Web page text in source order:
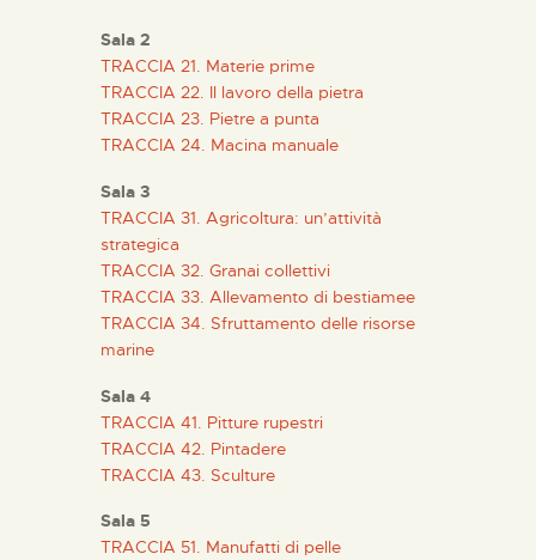
ESPAÑOL
PREPARAR LA VISITA
ACTIVIDADES
█
EL MUSEO
COLECCIONES
Sala 2
TRACCIA 21. Materie prime
TRACCIA 22. Il lavoro della pietra
TRACCIA 23. Pietre a punta
TRACCIA 24. Macina manuale
Sala 3
TRACCIA 31. Agricoltura: un’attività
strategica
TRACCIA 32. Granai collettivi
TRACCIA 33. Allevamento di bestiamee
TRACCIA 34. Sfruttamento delle risorse
marine
Sala 4
TRACCIA 41. Pitture rupestri
TRACCIA 42. Pintadere
TRACCIA 43. Sculture
Sala 5
TRACCIA 51. Manufatti di pelle